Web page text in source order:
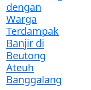
dengan
Warga
Terdampak
Banjir di
Beutong
Ateuh
Banggalang